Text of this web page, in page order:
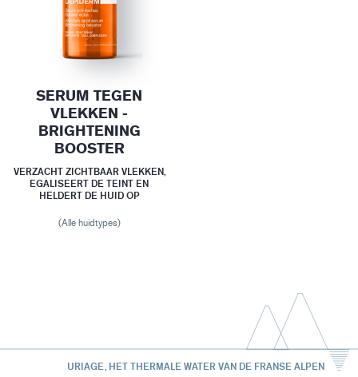
SERUM TEGEN
VLEKKEN -
BRIGHTENING
BOOSTER
VERZACHT ZICHTBAAR VLEKKEN,
EGALISEERT DE TEINT EN
HELDERT DE HUID OP
(Alle huidtypes)
URIAGE, HET THERMALE WATER VAN DE FRANSE ALPEN